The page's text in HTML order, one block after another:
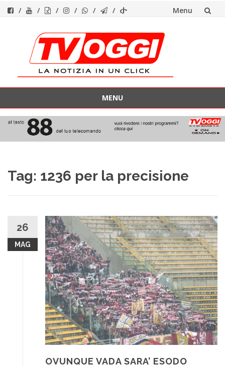
Menu
contenuto
MENU
contenuto
Tag: 1236 per la precisione
26
MAG
OVUNQUE VADA SARA’ ESODO